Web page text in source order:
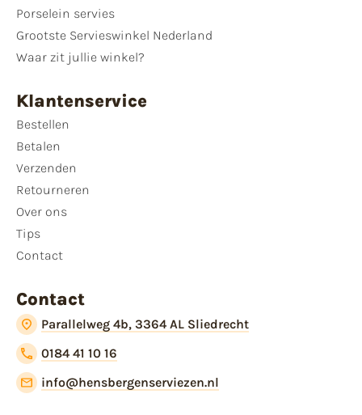
Porselein servies
Grootste Servieswinkel Nederland
Waar zit jullie winkel?
Klantenservice
Bestellen
Betalen
Verzenden
Retourneren
Over ons
Tips
Contact
Contact
Parallelweg 4b, 3364 AL Sliedrecht
0184 41 10 16
info@hensbergenserviezen.nl